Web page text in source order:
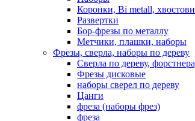
Коронки, Bi metall,
Развертки
Бор-фрезы по металлу
Метчики, плашки, наборы
Фрезы, сверла, наборы по дереву
Сверла по дереву,
Фрезы дисковые
наборы сверел по дереву
Цанги
фреза (наборы фрез)
фреза